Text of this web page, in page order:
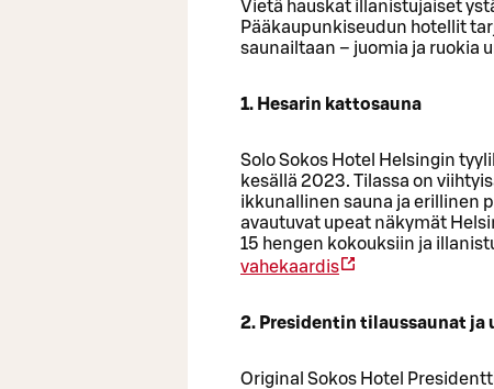
Vietä hauskat illanistujaiset
Pääkaupunkiseudun hotellit
saunailtaan – juomia ja ruokia
1. Hesarin kattosauna
Solo Sokos Hotel Helsingin
kesällä 2023. Tilassa on
ikkunallinen sauna ja erillinen
avautuvat upeat näkymät
15 hengen kokouksiin ja
vahekaardis
2. Presidentin tilaussaunat ja
Original Sokos Hotel